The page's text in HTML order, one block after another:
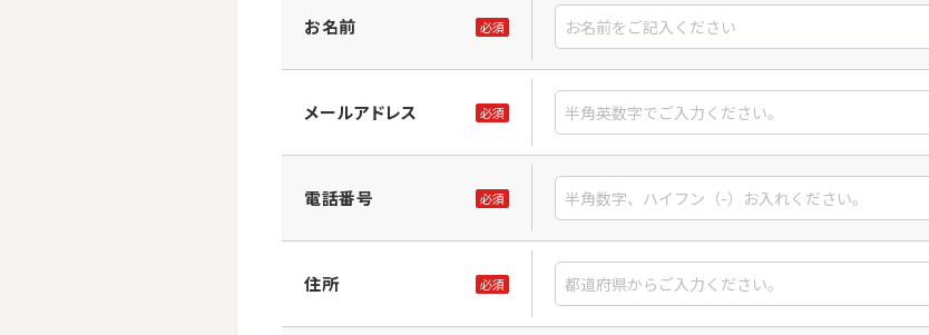
お名前 必須
メールアドレス 必須
電話番号 必須
住所 必須